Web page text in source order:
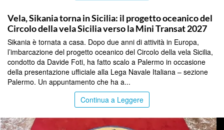
Vela, Sikania torna in Sicilia: il progetto oceanico del
Circolo della vela Sicilia verso la Mini Transat 2027
Sikania è tornata a casa. Dopo due anni di attività in Europa,
l’imbarcazione del progetto oceanico del Circolo della vela Sicilia,
condotto da Davide Foti, ha fatto scalo a Palermo in occasione
della presentazione ufficiale alla Lega Navale Italiana – sezione
Palermo. Un appuntamento che ha a...
Continua a Leggere